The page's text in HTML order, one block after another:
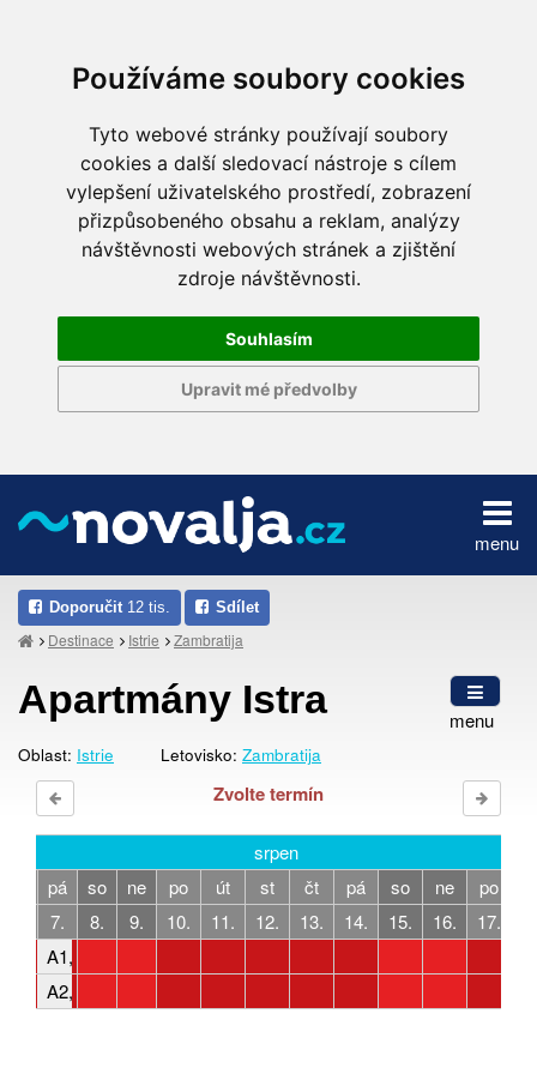
Používáme soubory cookies
Tyto webové stránky používají soubory
cookies a další sledovací nástroje s cílem
vylepšení uživatelského prostředí, zobrazení
přizpůsobeného obsahu a reklam, analýzy
návštěvnosti webových stránek a zjištění
zdroje návštěvnosti.
Souhlasím
Upravit mé předvolby
menu
Doporučit 12 tis. Sdílet
Destinace Istrie Zambratija
menu
Apartmány Istra
Oblast: Istrie Letovisko: Zambratija
Zvolte termín
srpen
pá so ne po út st čt pá so ne po
7. 8. 9. 10. 11. 12. 13. 14. 15. 16. 17.
A1, 2-5 osob, 1 ložnice
A2, 4 osoby, 2 ložnice